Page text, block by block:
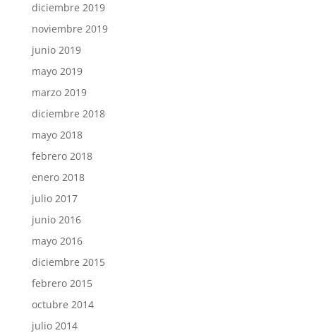
diciembre 2019
noviembre 2019
junio 2019
mayo 2019
marzo 2019
diciembre 2018
mayo 2018
febrero 2018
enero 2018
julio 2017
junio 2016
mayo 2016
diciembre 2015
febrero 2015
octubre 2014
julio 2014